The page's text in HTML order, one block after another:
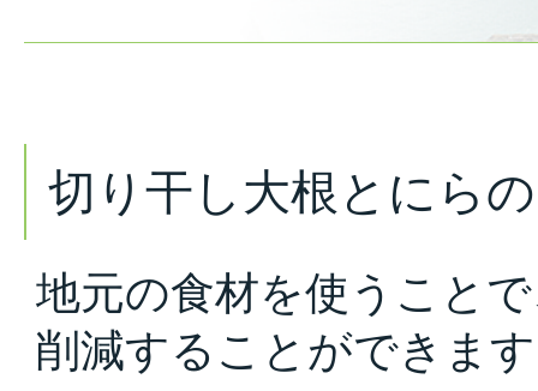
切り干し大根とにら
地元の食材を使うこと
削減することができま